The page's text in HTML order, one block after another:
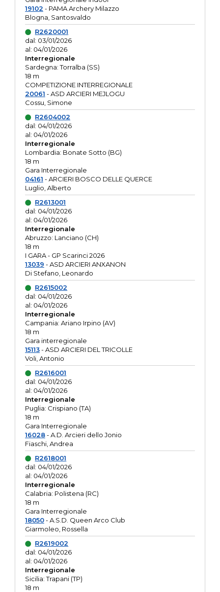
19102 - PAMA Archery Milazzo
Blogna, Santosvaldo
R2620001
dal: 03/01/2026
al: 04/01/2026
Interregionale
Sardegna: Torralba (SS)
18 m
COMPETIZIONE INTERREGIONALE
20061 - ASD ARCIERI MEJLOGU
Cossu, Simone
R2604002
dal: 04/01/2026
al: 04/01/2026
Interregionale
Lombardia: Bonate Sotto (BG)
18 m
Gara Interregionale
04161 - ARCIERI BOSCO DELLE QUERCE
Luglio, Alberto
R2613001
dal: 04/01/2026
al: 04/01/2026
Interregionale
Abruzzo: Lanciano (CH)
18 m
I GARA - GP Scarinci 2026
13039 - ASD ARCIERI ANXANON
Di Stefano, Leonardo
R2615002
dal: 04/01/2026
al: 04/01/2026
Interregionale
Campania: Ariano Irpino (AV)
18 m
Gara interregionale
15113- ASD ARCIERI DEL TRICOLLE
Voli, Antonio
R2616001
dal: 04/01/2026
al: 04/01/2026
Interregionale
Puglia: Crispiano (TA)
18 m
Gara Interregionale
16028- A.D. Arcieri dello Jonio
Fiaschi, Andrea
R2618001
dal: 04/01/2026
al: 04/01/2026
Interregionale
Calabria: Polistena (RC)
18 m
Gara Interregionale
18050- A.S.D. Queen Arco Club
Giarmoleo, Rossella
R2619002
dal: 04/01/2026
al: 04/01/2026
Interregionale
Sicilia: Trapani (TP)
18 m